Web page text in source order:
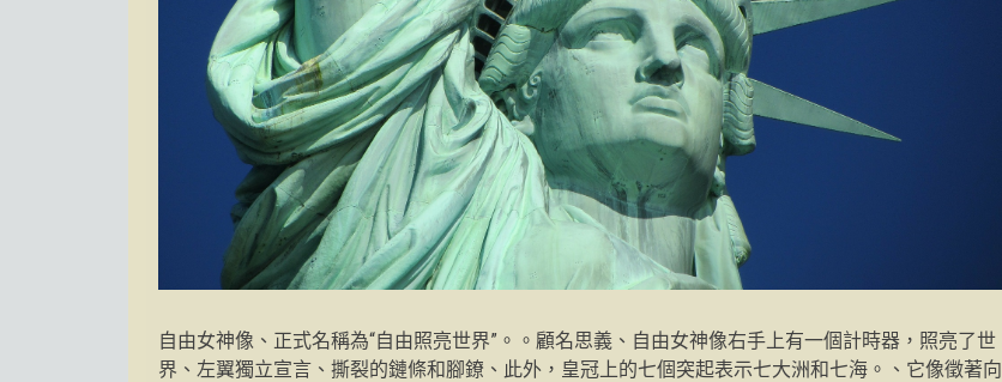
自由女神像、正式名稱為“自由照亮世界”。。顧名思義、自由女神像右手上有一個計時器，照亮了世
界、左翼獨立宣言、撕裂的鏈條和腳鐐、此外，皇冠上的七個突起表示七大洲和七海。、它像徵著向